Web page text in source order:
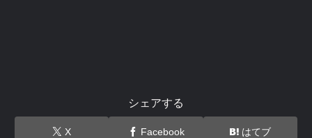
シェアする
X Facebook はてブ